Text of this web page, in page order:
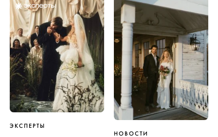
ЭКСПЕРТЫ
НОВОСТИ